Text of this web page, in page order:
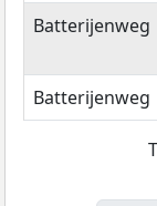
Batterijenweg
Batterijenweg